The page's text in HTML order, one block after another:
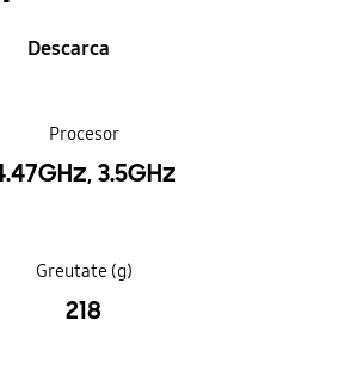
Descarca
Procesor
3.5GHz
Greutate (g)
218